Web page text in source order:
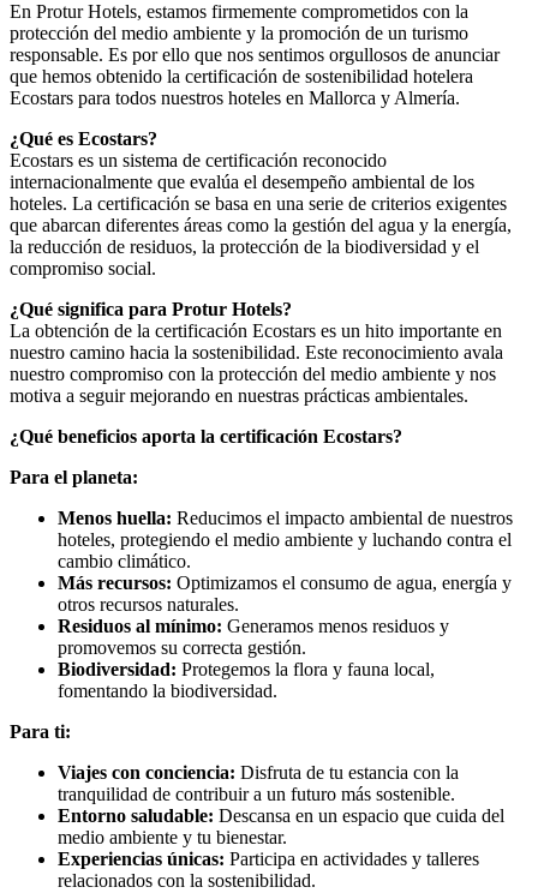
En Protur Hotels, estamos firmemente comprometidos con la
protección del medio ambiente y la promoción de un turismo
responsable. Es por ello que nos sentimos orgullosos de anunciar
que hemos obtenido la certificación de sostenibilidad hotelera
Ecostars para todos nuestros hoteles en Mallorca y Almería.
¿Qué es Ecostars?
Ecostars es un sistema de certificación reconocido
internacionalmente que evalúa el desempeño ambiental de los
hoteles. La certificación se basa en una serie de criterios exigentes
que abarcan diferentes áreas como la gestión del agua y la energía,
la reducción de residuos, la protección de la biodiversidad y el
compromiso social.
¿Qué significa para Protur Hotels?
La obtención de la certificación Ecostars es un hito importante en
nuestro camino hacia la sostenibilidad. Este reconocimiento avala
nuestro compromiso con la protección del medio ambiente y nos
motiva a seguir mejorando en nuestras prácticas ambientales.
¿Qué beneficios aporta la certificación Ecostars?
Para el planeta:
Menos huella: Reducimos el impacto ambiental de nuestros
hoteles, protegiendo el medio ambiente y luchando contra el
cambio climático.
Más recursos: Optimizamos el consumo de agua, energía y
otros recursos naturales.
Residuos al mínimo: Generamos menos residuos y
promovemos su correcta gestión.
Biodiversidad: Protegemos la flora y fauna local,
fomentando la biodiversidad.
Para ti:
Viajes con conciencia: Disfruta de tu estancia con la
tranquilidad de contribuir a un futuro más sostenible.
Entorno saludable: Descansa en un espacio que cuida del
medio ambiente y tu bienestar.
Experiencias únicas: Participa en actividades y talleres
relacionados con la sostenibilidad.